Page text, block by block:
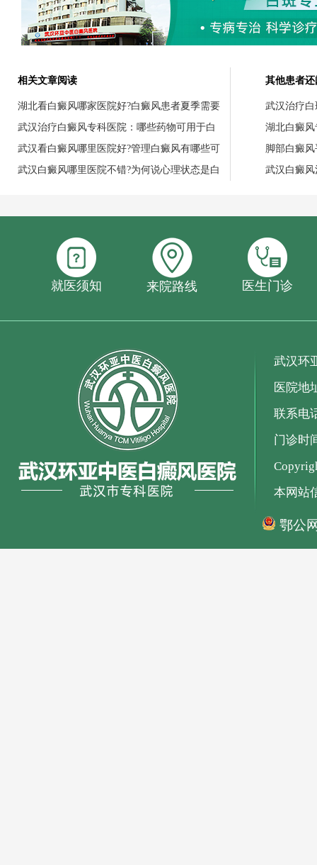
相关文章阅读
湖北看白癜风哪家医院好?白癜风患者夏季需要
武汉治疗白癜风专科医院：哪些药物可用于白
武汉看白癜风哪里医院好?管理白癜风有哪些可
武汉白癜风哪里医院不错?为何说心理状态是白
其他患者
武汉治疗
湖北白癜
脚部白癜
武汉白癜
就医须知 来院路线 医生门诊
武汉环
医院地
联系电
门诊时
本网站
鄂公